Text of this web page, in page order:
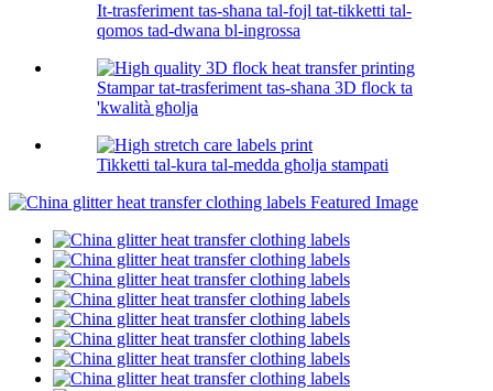
It-trasferiment tas-sħana tal-fojl tat-tikketti tal-
qomos tad-dwana bl-ingrossa
Stampar tat-trasferiment tas-sħana 3D flock ta
'kwalità għolja
Tikketti tal-kura tal-medda għolja stampati